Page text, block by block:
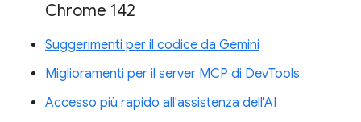
Chrome 142
Suggerimenti per il codice da Gemini
Miglioramenti per il server MCP di DevTools
Accesso più rapido all'assistenza dell'AI